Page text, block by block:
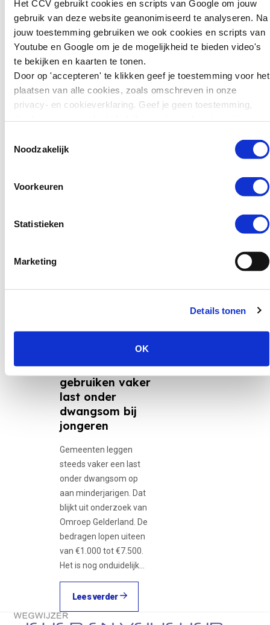
Het CCV gebruikt cookies en scripts van Google om jouw
gebruik van deze website geanonimiseerd te analyseren. Na
jouw toestemming gebruiken we ook cookies en scripts van
Youtube en Google om je de mogelijkheid te bieden video's
te bekijken en kaarten te tonen.
Door op 'accepteren' te klikken geef je toestemming voor het
plaatsen van alle cookies, zoals omschreven in onze
privacy- en cookieverklaring. Geef je geen toestemming,
Noodzakelijk
Voorkeuren
Statistieken
Marketing
Details tonen
OK
met bijna een derde. Dit helpt te
verklaren waarom juist Nederland
internationaal vergeleken een wel
erg forse teruggang in het volume
minderjarige verdachten laat zien.
Minder criminele
jeugd
met deze overdrijvingsfactor, is
een verschuiving heeft
cybercriminaliteit.
Lees het hele artikel op
kunnen we leren
voor preventie?
Zweden wil jonge
tieners die ernstige
misdrijven plegen
zwaarder kunnen
straffen. Jongeren van
15 tot en met 17 jaar
in de gevangenis
Gemeenten
gebruiken vaker
last onder
dwangsom bij
jongeren
Gemeenten leggen
steeds vaker een last
onder dwangsom op
aan minderjarigen. Dat
blijkt uit onderzoek van
Omroep Gelderland. De
bedragen lopen uiteen
van €1.000 tot €7.500.
Het is nog onduidelijk…
12-minners,
Lees verder
Terug naar de startpagina